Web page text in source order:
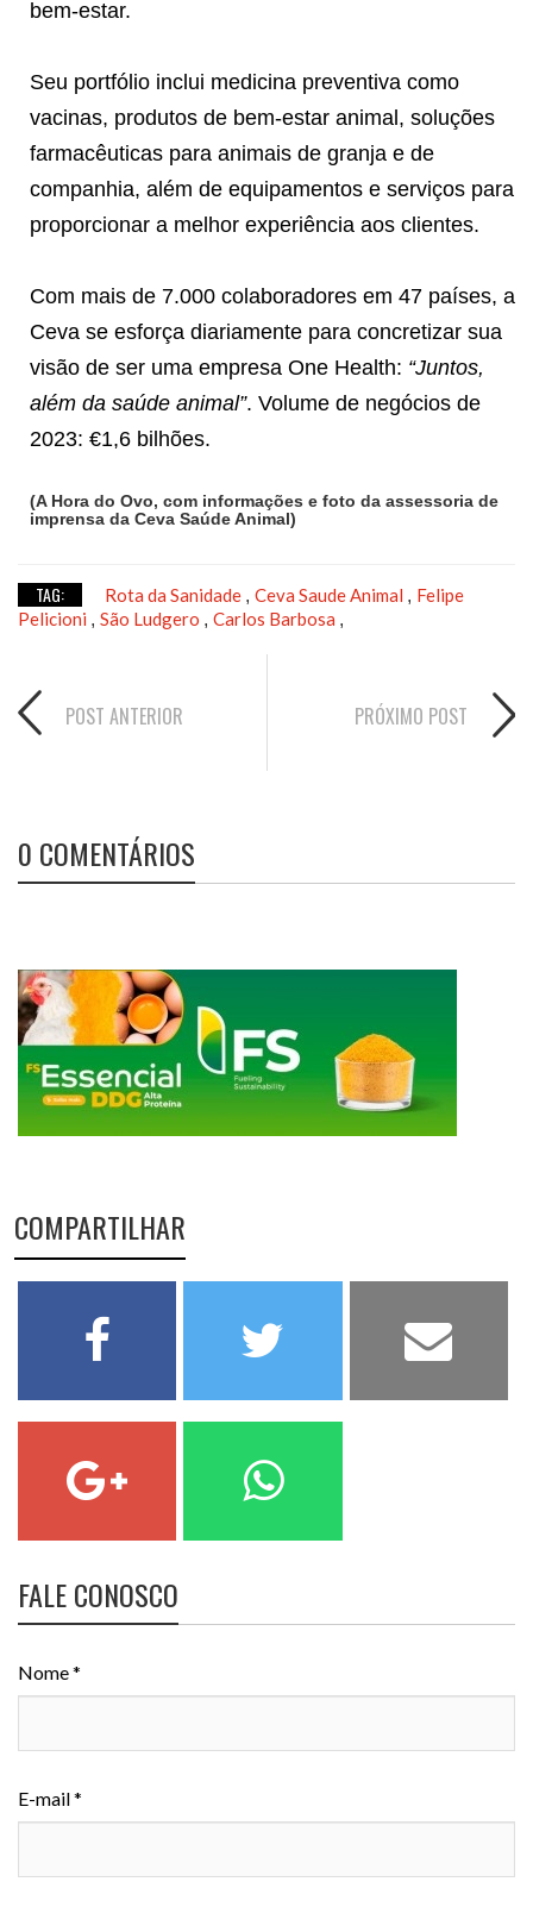
bem-estar.
Seu portfólio inclui medicina preventiva como
vacinas, produtos de bem-estar animal, soluções
farmacêuticas para animais de granja e de
companhia, além de equipamentos e serviços para
proporcionar a melhor experiência aos clientes.
Com mais de 7.000 colaboradores em 47 países, a
Ceva se esforça diariamente para concretizar sua
visão de ser uma empresa One Health: “Juntos,
além da saúde animal”. Volume de negócios de
2023: €1,6 bilhões.
(A Hora do Ovo, com informações e foto da assessoria de
imprensa da Ceva Saúde Animal)
TAG: Rota da Sanidade , Ceva Saude Animal , Felipe
Pelicioni , São Ludgero , Carlos Barbosa ,
POST ANTERIOR PRÓXIMO POST
0 COMENTÁRIOS
COMPARTILHAR
FALE CONOSCO
Nome *
E-mail *